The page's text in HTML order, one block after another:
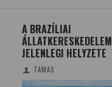
A BRAZÍLIAI
ÁLLATKERESKEDELEM
JELENLEGI HELYZETE
TAMAS